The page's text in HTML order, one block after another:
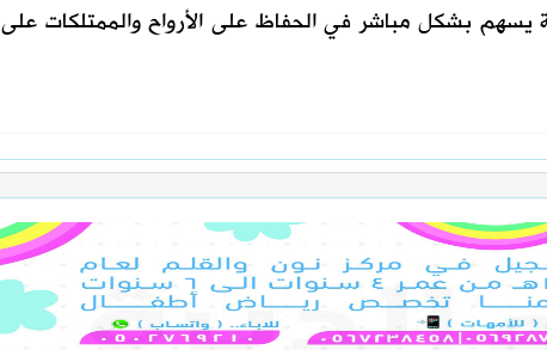
يسهم بشكل مباشر في الحفاظ على الأرواح والممتلكات على